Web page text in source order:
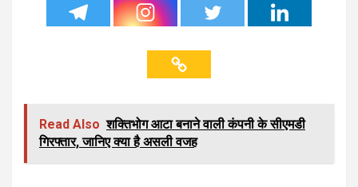
Read Also शक्तिभोग आटा बनाने वाली कंपनी के सीएमडी
गिरफ्तार, जानिए क्या है असली वजह